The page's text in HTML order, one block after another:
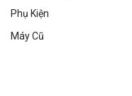
Phụ Kiện
Máy Cũ